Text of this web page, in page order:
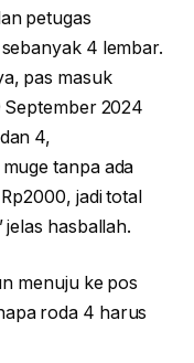
petugas
4 lembar.
pas masuk
2024
4,
tanpa ada
jadi total
hasballah.
menuju ke pos
roda 4 harus